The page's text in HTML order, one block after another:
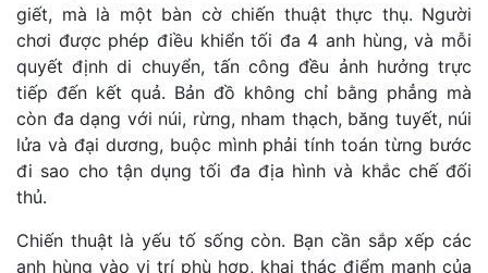
giết, mà là một bàn cờ chiến thuật thực thụ. Người
chơi được phép điều khiển tối đa 4 anh hùng, và mỗi
quyết định di chuyển, tấn công đều ảnh hưởng trực
tiếp đến kết quả. Bản đồ không chỉ bằng phẳng mà
còn đa dạng với núi, rừng, nham thạch, băng tuyết, núi
lửa và đại dương, buộc mình phải tính toán từng bước
đi sao cho tận dụng tối đa địa hình và khắc chế đối
thủ.
Chiến thuật là yếu tố sống còn. Bạn cần sắp xếp các
anh hùng vào vị trí phù hợp, khai thác điểm mạnh của